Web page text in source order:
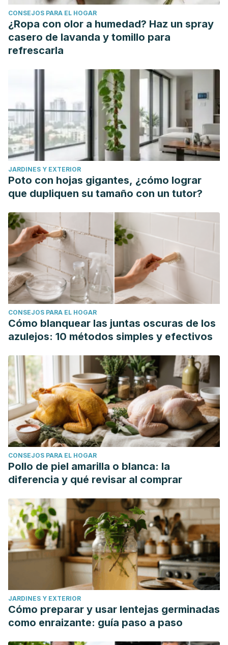
Prevalencia de las manchas café con leche en pacientes
de consulta externa del servicio de Dermatología del
Centro Médico Nacional 20 de Noviembre. Revista
Mexicana de Dermatología. 2010;54(6):315-320.
pigmented lesions--2000: how far have we gone? Archive
of Dermatology. 2000;136(7):915-21
Rodríguez L. Abordaje de una mancha café con leche en
APS. Medicina Familiar [Internet]. Pontífica Universidad
Católica de Chile Escuela de Medicina. 2018. Available
from: https://medicina.uc.cl/publicacion/abordaje-mancha-
cafe-leche.
Birthmarks: Signs and symptoms [Internet]. American
Academy of Dermatology Association. Available from:
symptoms#
Castillo, Andrea, Betina Pagotto, and Margarita Larralde.
"Tratamiento de lesiones pigmentarias en pacientes
pediátricos con láser Q-switched Nd: YAG."Dermatol.
pediatr. latinoam.(Impr.)(2010): 93-97.
CONSEJOS PARA EL HOGAR
¿Ropa con olor a humedad? Haz un spray
casero de lavanda y tomillo para
refrescarla
JARDINES Y EXTERIOR
Poto con hojas gigantes, ¿cómo lograr
que dupliquen su tamaño con un tutor?
CONSEJOS PARA EL HOGAR
Cómo blanquear las juntas oscuras de los
azulejos: 10 métodos simples y efectivos
CONSEJOS PARA EL HOGAR
Pollo de piel amarilla o blanca: la
diferencia y qué revisar al comprar
JARDINES Y EXTERIOR
Cómo preparar y usar lentejas germinadas
como enraizante: guía paso a paso